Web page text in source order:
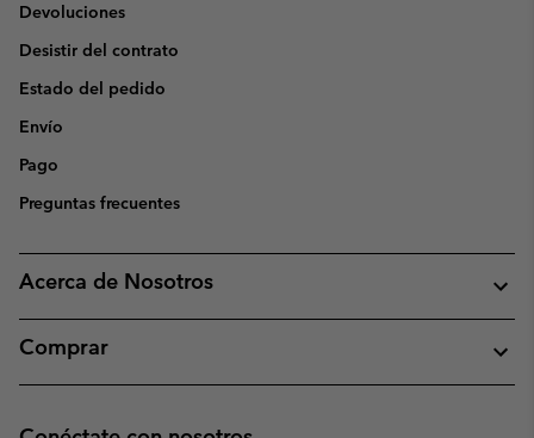
Devoluciones
Desistir del contrato
Estado del pedido
Envío
Pago
Preguntas frecuentes
Acerca de Nosotros
Comprar